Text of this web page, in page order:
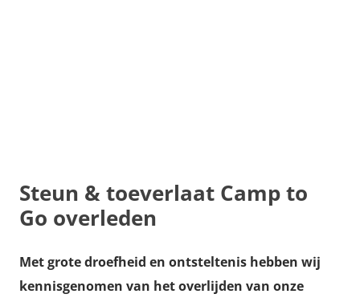
Steun & toeverlaat Camp to
Go overleden
Met grote droefheid en ontsteltenis hebben wij
kennisgenomen van het overlijden van onze